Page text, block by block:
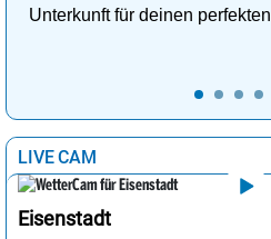
Unterkunft für deinen
LIVE CAM
Eisenstadt